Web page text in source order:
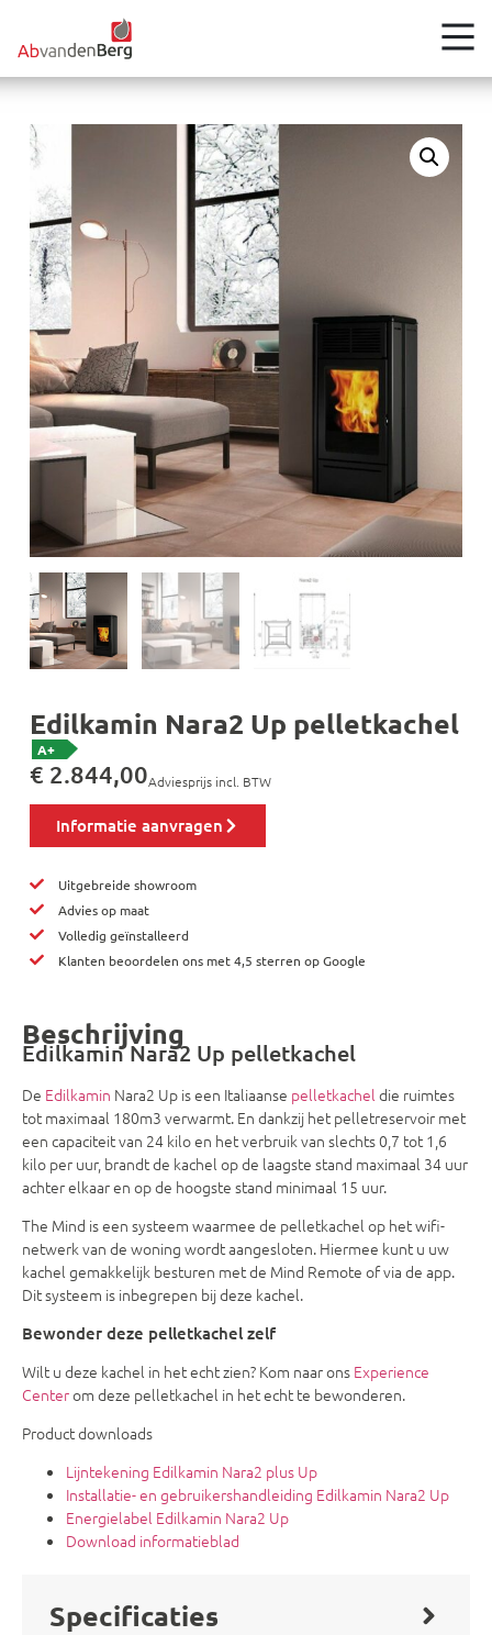
Edilkamin Nara2 Up pelletkachel
A+
€ 2.844,00Adviesprijs incl. BTW
Informatie aanvragen
Uitgebreide showroom
Advies op maat
Volledig geïnstalleerd
Klanten beoordelen ons met 4,5 sterren op Google
Beschrijving
Edilkamin Nara2 Up pelletkachel
De Edilkamin Nara2 Up is een Italiaanse pelletkachel die ruimtes
tot maximaal 180m3 verwarmt. En dankzij het pelletreservoir met
een capaciteit van 24 kilo en het verbruik van slechts 0,7 tot 1,6
kilo per uur, brandt de kachel op de laagste stand maximaal 34 uur
achter elkaar en op de hoogste stand minimaal 15 uur.
The Mind is een systeem waarmee de pelletkachel op het wifi-
netwerk van de woning wordt aangesloten. Hiermee kunt u uw
kachel gemakkelijk besturen met de Mind Remote of via de app.
Dit systeem is inbegrepen bij deze kachel.
Bewonder deze pelletkachel zelf
Wilt u deze kachel in het echt zien? Kom naar ons Experience
Centerom deze pelletkachel in het echt te bewonderen.
Product downloads
Lijntekening Edilkamin Nara2 plus Up
Installatie- en gebruikershandleiding Edilkamin Nara2 Up
Energielabel Edilkamin Nara2 Up
Download informatieblad
Specificaties